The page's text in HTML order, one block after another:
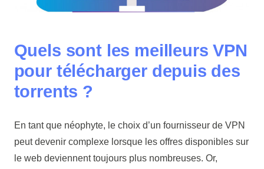
Quels sont les meilleurs VPN
pour télécharger depuis des
torrents ?
En tant que néophyte, le choix d’un fournisseur de VPN
peut devenir complexe lorsque les offres disponibles sur
le web deviennent toujours plus nombreuses. Or,